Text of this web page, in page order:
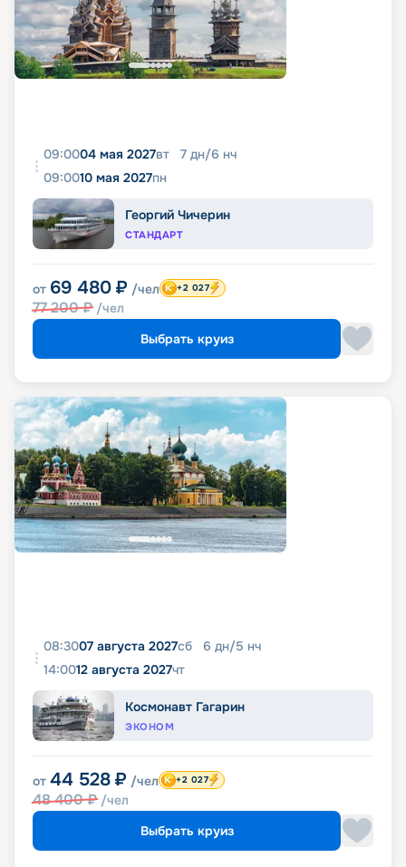
09:0004 мая 2027вт 7 дн/6 нч
09:0010 мая 2027пн
Георгий Чичерин
СТАНДАРТ
от 69 480 ₽ /чел
77 200₽ /чел
+2 027
Выбрать круиз
08:3007 августа 2027сб 6 дн/5 нч
14:0012 августа 2027чт
Космонавт Гагарин
ЭКОНОМ
от 44 528 ₽ /чел
48 400₽ /чел
+2 027
Выбрать круиз